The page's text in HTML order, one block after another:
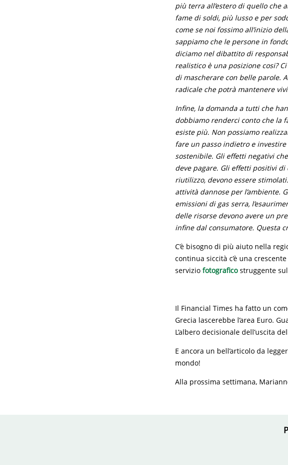
più terra all’estero di quello che
fame di soldi, più lusso e per
come se noi fossimo all’inizio
sappiamo che le persone in
diciamo nel dibattito di
realistico è una posizione cosi?
di mascherare con belle parole.
radicale che potrà mantenere
Infine, la domanda a tutti che
dobbiamo renderci conto che la
esiste più. Non possiamo
fare un passo indietro e
sostenibile. Gli effetti negativi
deve pagare. Gli effetti positivi
riutilizzo, devono essere
attività dannose per l’ambiente.
emissioni di gas serra,
delle risorse devono avere un
infine dal consumatore. Questa
C’è bisogno di più aiuto nella
continua siccità c’è una
servizio fotograficostruggente
Il Financial Times ha fatto un
Grecia lascerebbe l’area Euro.
L’albero decisionale dell’uscita
E ancora un bell’articolo da
mondo!
Alla prossima settimana,